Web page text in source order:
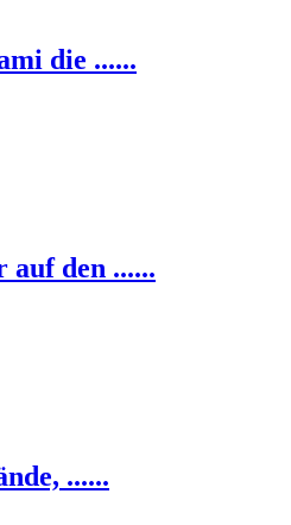
die ......
auf den ......
......